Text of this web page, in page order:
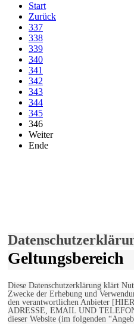
Start
Zurück
337
338
339
340
341
342
343
344
345
346
Weiter
Ende
Geltungsbereich
Diese Datenschutzerklärung klärt
Zwecke der Erhebung und
den verantwortlichen Anbieter
ADRESSE, EMAIL UND
dieser Website (im folgenden